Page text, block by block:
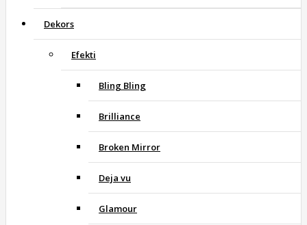
Dekors
Efekti
Bling Bling
Brilliance
Broken Mirror
Deja vu
Glamour